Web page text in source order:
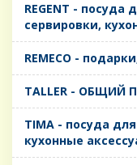
REGENT - посуда
сервировки,
REMECO -
TALLER - ОБЩИЙ
TIMA - посуда
кухонные